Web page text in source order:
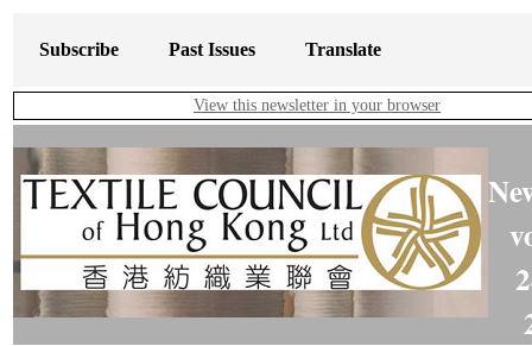
Subscribe Past Issues Translate
View this newsletter in your browser